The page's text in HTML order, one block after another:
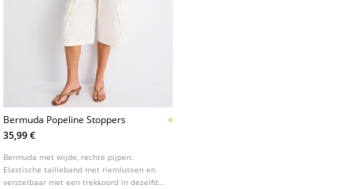
Bermuda Popeline Stoppers
35,99 €
Bermuda met wijde, rechte pijpen.
Elastische tailleband met riemlussen en
verstelbaar met een trekkoord in dezelfde